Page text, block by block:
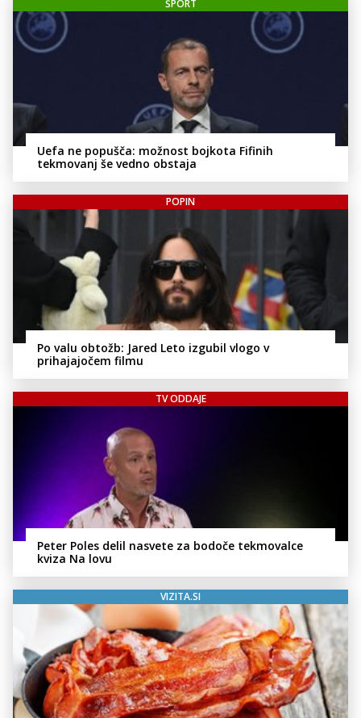
ŠPORT
Uefa ne popušča: možnost bojkota Fifinih
tekmovanj še vedno obstaja
POPIN
Po valu obtožb: Jared Leto izgubil vlogo v
prihajajočem filmu
TV ODDAJE
Peter Poles delil nasvete za bodoče tekmovalce
kviza Na lovu
VIZITA.SI